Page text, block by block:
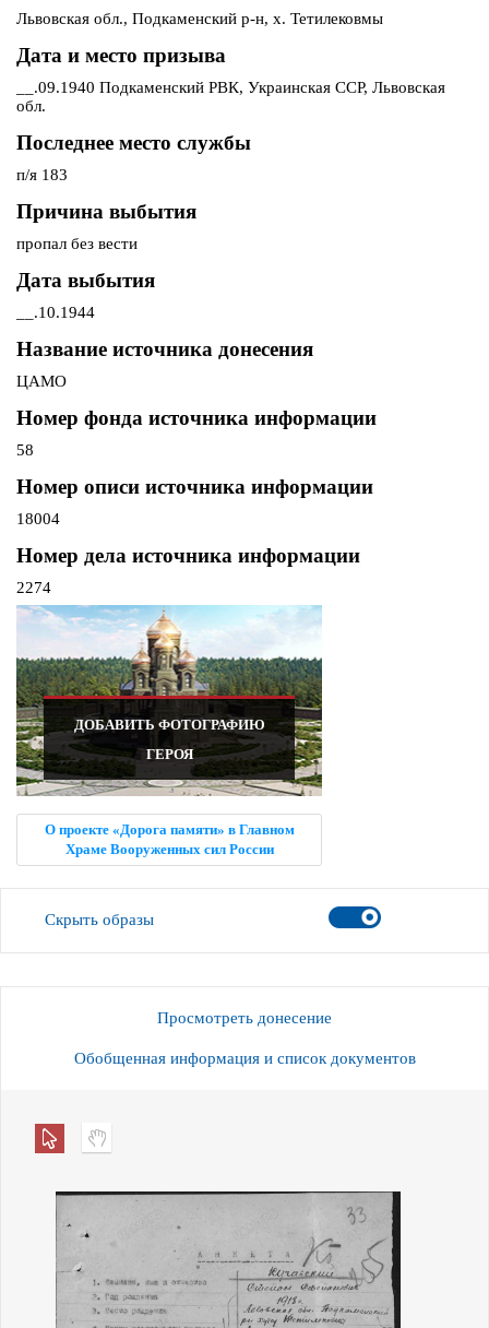
Львовская обл., Подкаменский р-н, х. Тетилековмы
Дата и место призыва
__.09.1940 Подкаменский РВК, Украинская ССР, Львовская
обл.
Последнее место службы
п/я 183
Причина выбытия
пропал без вести
Дата выбытия
__.10.1944
Название источника донесения
ЦАМО
Номер фонда источника информации
58
Номер описи источника информации
18004
Номер дела источника информации
2274
ДОБАВИТЬ ФОТОГРАФИЮ
ГЕРОЯ
О проекте «Дорога памяти» в Главном
Храме Вооруженных сил России
Скрыть образы
Просмотреть донесение
Обобщенная информация и список документов